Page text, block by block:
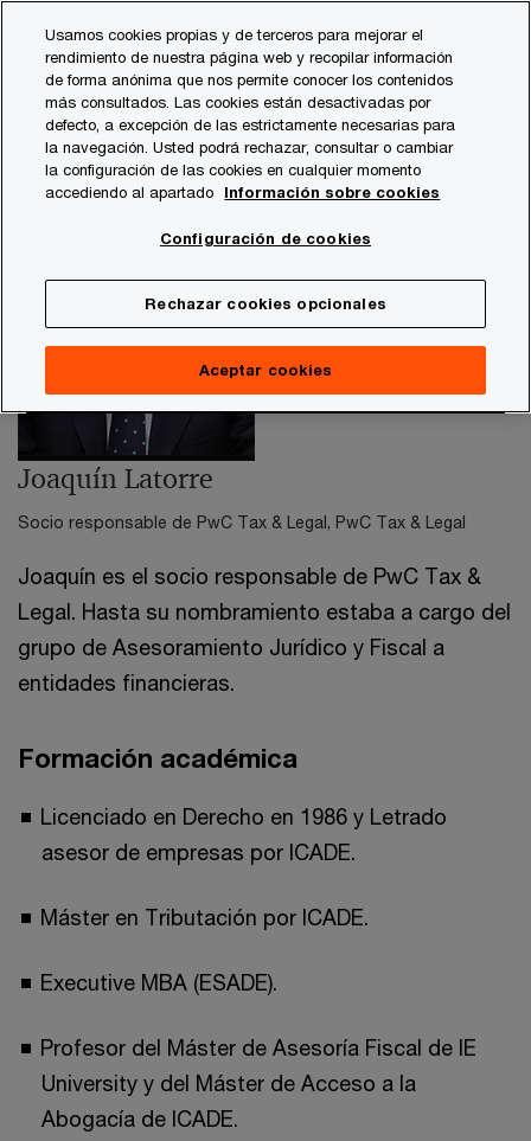
content
footer
contacts
Joaquín Latorre
Socio responsable de PwC Tax & Legal, PwC Tax & Legal
Joaquín es el socio responsable de PwC Tax &
Legal. Hasta su nombramiento estaba a cargo del
grupo de Asesoramiento Jurídico y Fiscal a
entidades financieras.
Formación académica
Licenciado en Derecho en 1986 y Letrado
asesor de empresas por ICADE.
Máster en Tributación por ICADE.
Executive MBA (ESADE).
Profesor del Máster de Asesoría Fiscal de IE
University y del Máster de Acceso a la
Abogacía de ICADE.
Usamos cookies propias y de terceros para mejorar el
rendimiento de nuestra página web y recopilar información
de forma anónima que nos permite conocer los contenidos
más consultados. Las cookies están desactivadas por
defecto, a excepción de las estrictamente necesarias para
la navegación. Usted podrá rechazar, consultar o cambiar
la configuración de las cookies en cualquier momento
accediendo al apartado
Información sobre cookies
Configuración de cookies
Rechazar cookies opcionales
Aceptar cookies